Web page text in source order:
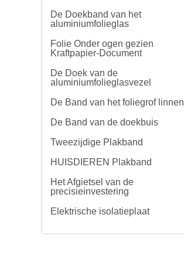
De Doekband van het
aluminiumfolieglas
Folie Onder ogen gezien
Kraftpapier-Document
De Doek van de
aluminiumfolieglasvezel
De Band van het foliegrof linnen
De Band van de doekbuis
Tweezijdige Plakband
HUISDIEREN Plakband
Het Afgietsel van de
precisieinvestering
Elektrische isolatieplaat